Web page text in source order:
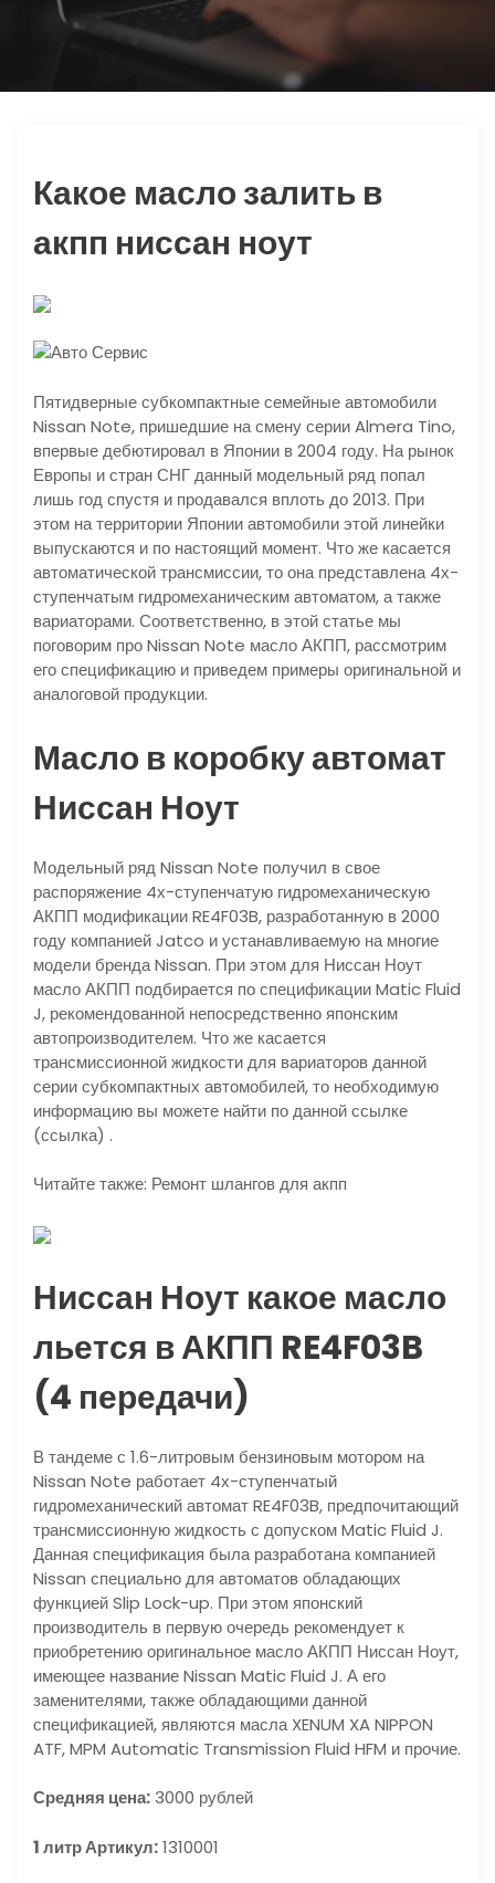
Какое масло залить в
акпп ниссан ноут
Пятидверные субкомпактные семейные автомобили
Nissan Note, пришедшие на смену серии Almera Tino,
впервые дебютировал в Японии в 2004 году. На рынок
Европы и стран СНГ данный модельный ряд попал
лишь год спустя и продавался вплоть до 2013. При
этом на территории Японии автомобили этой линейки
выпускаются и по настоящий момент. Что же касается
автоматической трансмиссии, то она представлена 4х-
ступенчатым гидромеханическим автоматом, а также
вариаторами. Соответственно, в этой статье мы
поговорим про Nissan Note масло АКПП, рассмотрим
его спецификацию и приведем примеры оригинальной и
аналоговой продукции.
Масло в коробку автомат
Ниссан Ноут
Модельный ряд Nissan Note получил в свое
распоряжение 4х-ступенчатую гидромеханическую
АКПП модификации RE4F03B, разработанную в 2000
году компанией Jatco и устанавливаемую на многие
модели бренда Nissan. При этом для Ниссан Ноут
масло АКПП подбирается по спецификации Matic Fluid
J, рекомендованной непосредственно японским
автопроизводителем. Что же касается
трансмиссионной жидкости для вариаторов данной
серии субкомпактных автомобилей, то необходимую
информацию вы можете найти по данной ссылке
(ссылка) .
Читайте также: Ремонт шлангов для акпп
Ниссан Ноут какое масло
льется в АКПП RE4F03B
(4 передачи)
В тандеме с 1.6-литровым бензиновым мотором на
Nissan Note работает 4х-ступенчатый
гидромеханический автомат RE4F03B, предпочитающий
трансмиссионную жидкость с допуском Matic Fluid J.
Данная спецификация была разработана компанией
Nissan специально для автоматов обладающих
функцией Slip Lock-up. При этом японский
производитель в первую очередь рекомендует к
приобретению оригинальное масло АКПП Ниссан Ноут,
имеющее название Nissan Matic Fluid J. А его
заменителями, также обладающими данной
спецификацией, являются масла XENUM XA NIPPON
ATF, MPM Automatic Transmission Fluid HFM и прочие.
Средняя цена:3000 рублей
1 литр Артикул:1310001